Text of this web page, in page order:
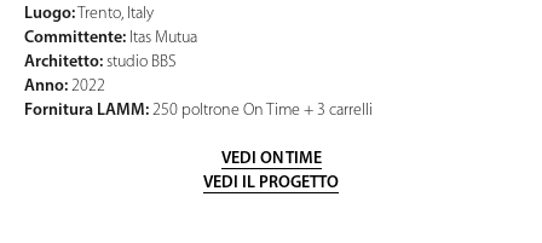
Luogo: Trento, Italy
Committente: Itas Mutua
Architetto: studio BBS
Anno: 2022
Fornitura LAMM: 250 poltrone On Time + 3 carrelli
VEDI ON TIME
VEDI IL PROGETTO